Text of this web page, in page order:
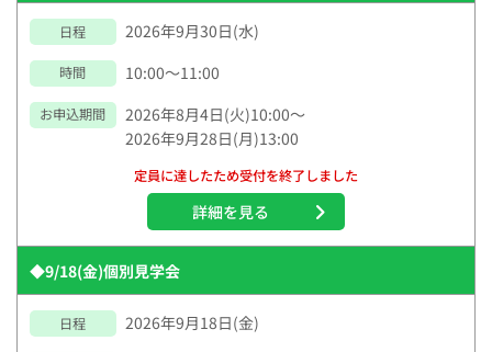
日程 2026年9月30日(水)
時間 10:00～11:00
お申込期間
2026年8月4日(火)10:00～
2026年9月28日(月)13:00
定員に達したため受付を終了しました
詳細を見る
◆9/18(金)個別見学会
日程 2026年9月18日(金)